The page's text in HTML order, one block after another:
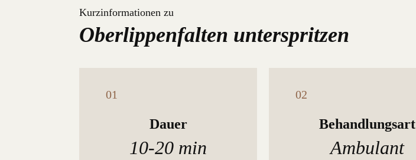
Kurzinformationen zu
Oberlippenfalten unterspritzen
Dauer
10-20 min
Behandlungsart
Ambulant